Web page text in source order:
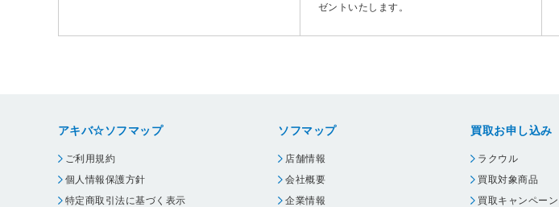
ゼントいたします。
アキバ☆ソフマップ
ご利用規約
個人情報保護方針
特定商取引法に基づく表示
ソフマップ
店舗情報
会社概要
企業情報
買取お申し込み
ラクウル
買取対象商品
買取キャンペーン